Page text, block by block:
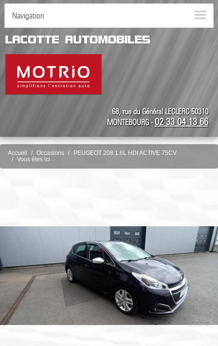
Navigation
68, rue du Général LECLERC 50310
MONTEBOURG -02 33 04 13 66
Accueil Occasions
PEUGEOT 208 1.6L HDI ACTIVE 75CV
Vous êtes ici